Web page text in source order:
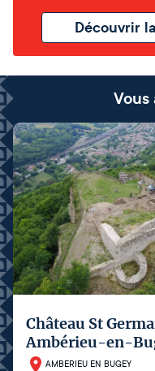
Découvrir
Vous
Château St
Ambérieu-en-
AMBERIEU EN BUGEY